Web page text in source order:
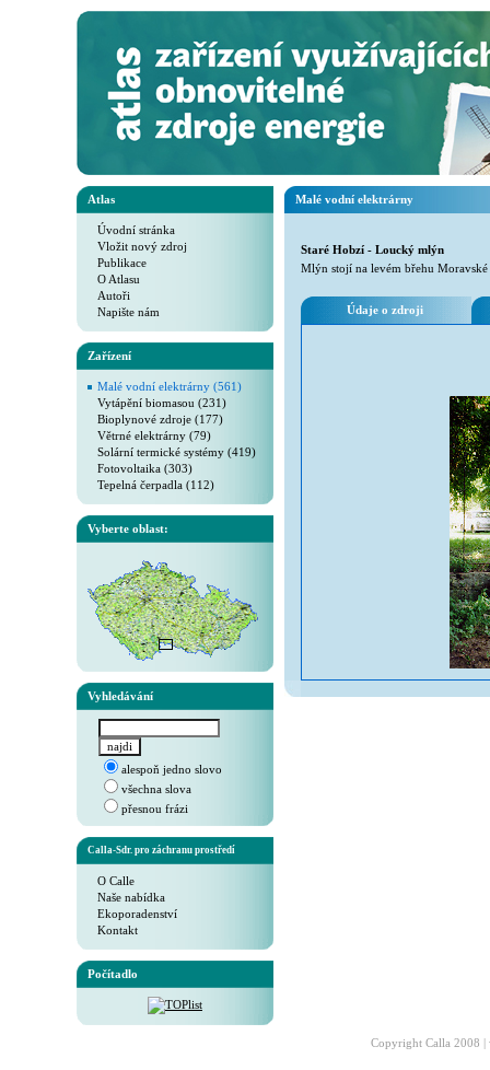
Atlas
Úvodní stránka
Vložit nový zdroj
Publikace
O Atlasu
Autoři
Napište nám
Zařízení
Malé vodní elektrárny (561)
Vytápění biomasou (231)
Bioplynové zdroje (177)
Větrné elektrárny (79)
Solární termické systémy (419)
Fotovoltaika (303)
Tepelná čerpadla (112)
Vyberte oblast:
Vyhledávání
alespoň jedno slovo
všechna slova
přesnou frázi
Calla-Sdr. pro záchranu prostředí
O Calle
Naše nabídka
Ekoporadenství
Kontakt
Počítadlo
Malé vodní elektrárny
Staré Hobzí - Loucký mlýn
Mlýn stojí na levém břehu
Údaje o zdroji
Copyright Calla 2008 |